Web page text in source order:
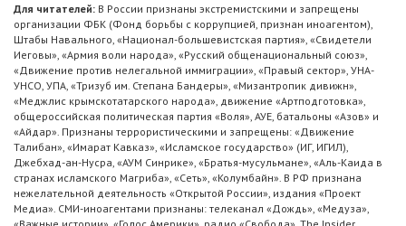
Для читателей: В России признаны экстремистскими и запрещены
организации ФБК (Фонд борьбы с коррупцией, признан иноагентом),
Штабы Навального, «Национал-большевистская партия», «Свидетели
Иеговы», «Армия воли народа», «Русский общенациональный союз»,
«Движение против нелегальной иммиграции», «Правый сектор», УНА-
УНСО, УПА, «Тризуб им. Степана Бандеры», «Мизантропик дивижн»,
«Меджлис крымскотатарского народа», движение «Артподготовка»,
общероссийская политическая партия «Воля», АУЕ, батальоны «Азов» и
«Айдар». Признаны террористическими и запрещены: «Движение
Талибан», «Имарат Кавказ», «Исламское государство» (ИГ, ИГИЛ),
Джебхад-ан-Нусра, «АУМ Синрике», «Братья-мусульмане», «Аль-Каида в
странах исламского Магриба», «Сеть», «Колумбайн». В РФ признана
нежелательной деятельность «Открытой России», издания «Проект
Медиа». СМИ-иноагентами признаны: телеканал «Дождь», «Медуза»,
«Важные истории», «Голос Америки», радио «Свобода», The Insider,